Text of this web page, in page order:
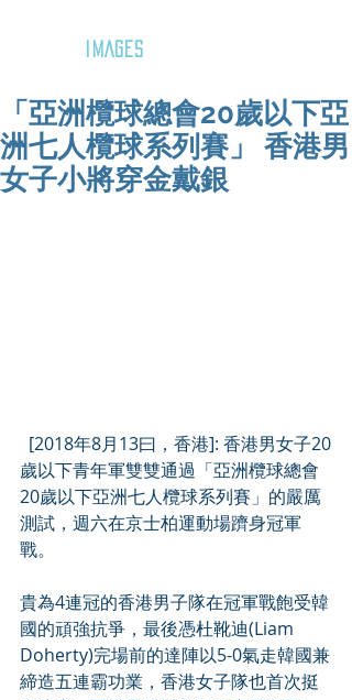
IMAGES
「亞洲欖球總會20歲以下亞
洲七人欖球系列賽」 香港男
女子小將穿金戴銀
歲以下青年軍雙雙通過「亞洲欖球總會
20歲以下亞洲七人欖球系列賽」的嚴厲
測試，週六在京士柏運動場躋身冠軍
戰。
貴為4連冠的香港男子隊在冠軍戰飽受韓
國的頑強抗爭，最後憑杜靴迪(Liam
Doherty)完場前的達陣以5-0氣走韓國兼
締造五連霸功業，香港女子隊也首次挺